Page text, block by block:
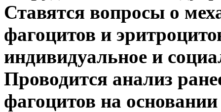
Ставятся вопросы о
фагоцитов и
индивидуальное и
Проводится анализ
фагоцитов на